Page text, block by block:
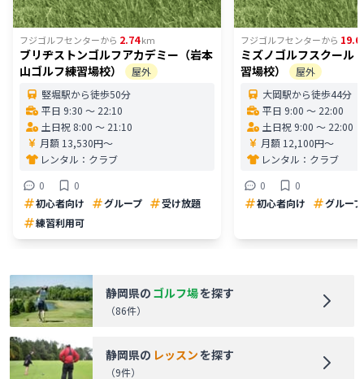
フジゴルフセンターから 2.74km
ブリヂストンゴルフアカデミー（岩本
山ゴルフ練習場校）
屋外
竪堀駅から徒歩50分
平日 9:30 〜 22:10
土日祝 8:00 〜 21:10
月額 13,530円〜
レンタル： クラブ
0
0
初心者向け
グループ
受け放題
練習利用可
フジゴルフセンターから
ミズノゴルフスクール
習場校）
屋外
大岡駅から徒歩44分
平日 9:00 〜 22:00
土日祝 9:00 〜 22:00
月額 12,100円〜
レンタル： クラブ
0
0
初心者向け
グループ
静岡県の ゴルフ場を探す
（86件）
静岡県の レッスンを探す
（9件）